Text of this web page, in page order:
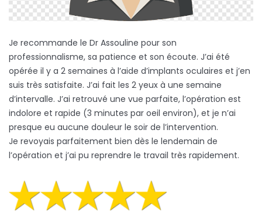
Je recommande le Dr Assouline pour son
professionnalisme, sa patience et son écoute. J’ai été
opérée il y a 2 semaines à l’aide d’implants oculaires et j’en
suis très satisfaite. J’ai fait les 2 yeux à une semaine
d’intervalle. J’ai retrouvé une vue parfaite, l’opération est
indolore et rapide (3 minutes par oeil environ), et je n’ai
presque eu aucune douleur le soir de l’intervention.
Je revoyais parfaitement bien dès le lendemain de
l’opération et j’ai pu reprendre le travail très rapidement.